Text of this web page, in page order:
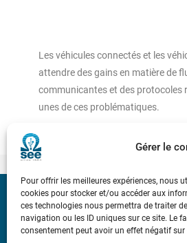
Gérer le
Pour offrir les meilleures expériences, nous
cookies pour stocker et/ou accéder aux
ces technologies nous permettra de traiter
navigation ou les ID uniques sur ce site. Le
consentement peut avoir un effet négatif
Les véhicules connectés et les
attendre des gains en matière de
communicantes et des protocoles
unes de ces problématiques.